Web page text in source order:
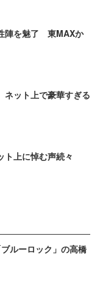
陣を魅了 東MAXか
ット上で豪華すぎる
上に悼む声続々
ルーロック」の高橋